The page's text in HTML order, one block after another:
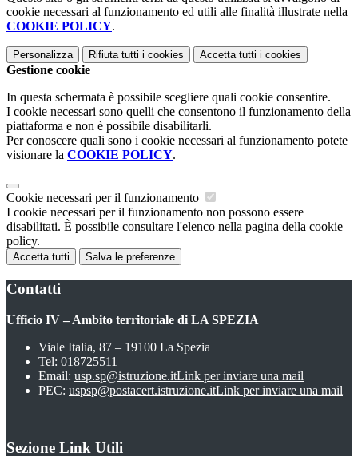
cookie necessari al funzionamento ed utili alle finalità illustrate nella
COOKIE POLICY.
Personalizza Rifiuta tutti i cookies Accetta tutti i cookies
Gestione cookie
In questa schermata è possibile scegliere quali cookie consentire.
I cookie necessari sono quelli che consentono il funzionamento della
piattaforma e non è possibile disabilitarli.
Per conoscere quali sono i cookie necessari al funzionamento potete
visionare la COOKIE POLICY.
Cookie necessari per il funzionamento
I cookie necessari per il funzionamento non possono essere
disabilitati. È possibile consultare l'elenco nella pagina della cookie
policy.
Accetta tutti Salva le preferenze
Contatti
Ufficio IV – Ambito territoriale di LA SPEZIA
Viale Italia, 87 – 19100 La Spezia
Tel: 018725511
Email: usp.sp@istruzione.itLink per inviare una mail
PEC: uspsp@postacert.istruzione.itLink per inviare una mail
Sezione Link Utili